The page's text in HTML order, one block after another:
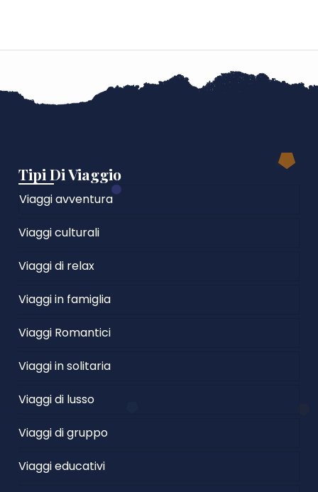
Tipi Di Viaggio
Viaggi avventura
Viaggi culturali
Viaggi di relax
Viaggi in famiglia
Viaggi Romantici
Viaggi in solitaria
Viaggi di lusso
Viaggi di gruppo
Viaggi educativi